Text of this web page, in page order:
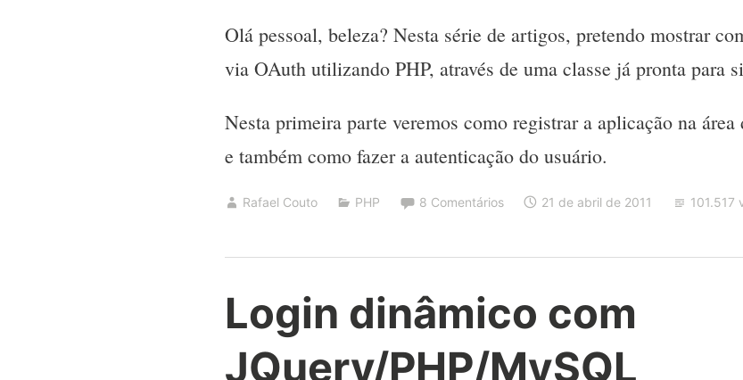
Olá pessoal, beleza? Nesta série de artigos, pretendo mostrar
via OAuth utilizando PHP, através de uma classe já pronta para
Nesta primeira parte veremos como registrar a aplicação na
e também como fazer a autenticação do usuário.
Rafael Couto PHP 8 Comentários 21 de abril de 2011 101.517
Login dinâmico com
JQuery/PHP/MySQL